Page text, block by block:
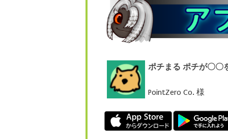
ポチまる ポチが〇〇
PointZero Co. 様